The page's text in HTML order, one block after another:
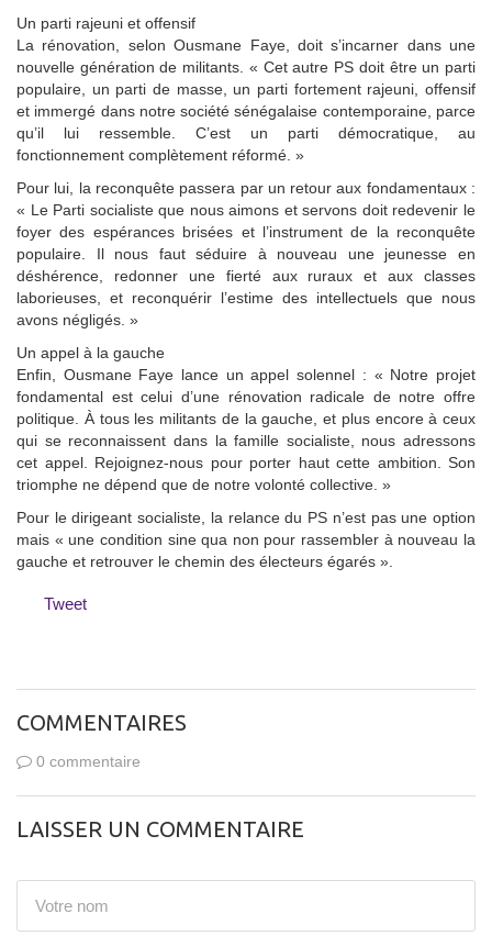
Un parti rajeuni et offensif
La rénovation, selon Ousmane Faye, doit s’incarner dans une
nouvelle génération de militants. « Cet autre PS doit être un parti
populaire, un parti de masse, un parti fortement rajeuni, offensif
et immergé dans notre société sénégalaise contemporaine, parce
qu’il lui ressemble. C’est un parti démocratique, au
fonctionnement complètement réformé. »
Pour lui, la reconquête passera par un retour aux fondamentaux :
« Le Parti socialiste que nous aimons et servons doit redevenir le
foyer des espérances brisées et l’instrument de la reconquête
populaire. Il nous faut séduire à nouveau une jeunesse en
déshérence, redonner une fierté aux ruraux et aux classes
laborieuses, et reconquérir l’estime des intellectuels que nous
avons négligés. »
Un appel à la gauche
Enfin, Ousmane Faye lance un appel solennel : « Notre projet
fondamental est celui d’une rénovation radicale de notre offre
politique. À tous les militants de la gauche, et plus encore à ceux
qui se reconnaissent dans la famille socialiste, nous adressons
cet appel. Rejoignez-nous pour porter haut cette ambition. Son
triomphe ne dépend que de notre volonté collective. »
Pour le dirigeant socialiste, la relance du PS n’est pas une option
mais « une condition sine qua non pour rassembler à nouveau la
gauche et retrouver le chemin des électeurs égarés ».
Tweet
COMMENTAIRES
0 commentaire
LAISSER UN COMMENTAIRE